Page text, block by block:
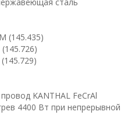
(145.435)
(145.726)
KANTHAL FeCrAl
4400 Вт при непрерывной